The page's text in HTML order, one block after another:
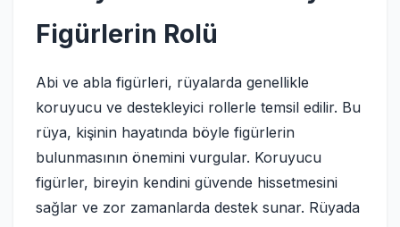
Figürlerin Rolü
Abi ve abla figürleri, rüyalarda genellikle
koruyucu ve destekleyici rollerle temsil edilir. Bu
rüya, kişinin hayatında böyle figürlerin
bulunmasının önemini vurgular. Koruyucu
figürler, bireyin kendini güvende hissetmesini
sağlar ve zor zamanlarda destek sunar. Rüyada